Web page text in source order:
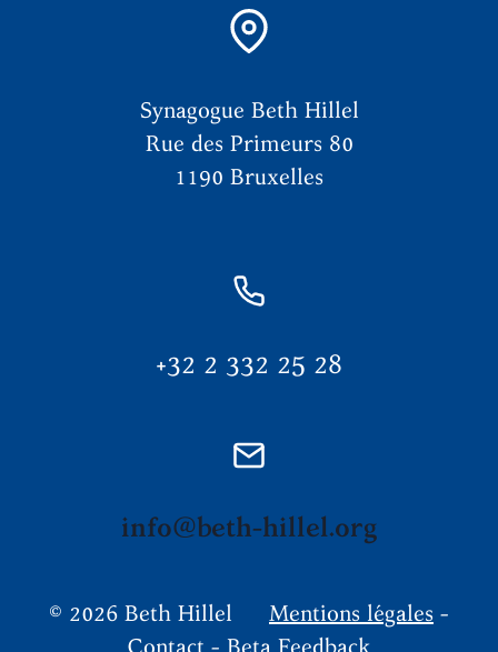
Synagogue Beth Hillel
Rue des Primeurs 80
1190 Bruxelles
+32 2 332 25 28
info@beth-hillel.org
© 2026 Beth Hillel Mentions légales -
Contact - Beta Feedback